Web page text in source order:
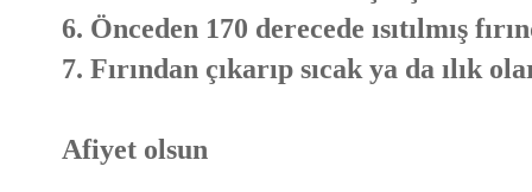
6. Önceden 170 derecede ısıtılmış
7. Fırından çıkarıp sıcak ya da ılık
Afiyet olsun